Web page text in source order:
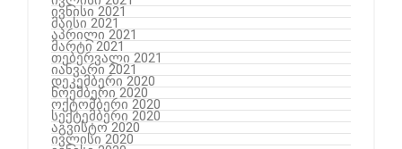
ივნისი 2021
მაისი 2021
აპრილი 2021
მარტი 2021
თებერვალი 2021
იანვარი 2021
დეკემბერი 2020
ნოემბერი 2020
ოქტომბერი 2020
სექტემბერი 2020
აგვისტო 2020
ივლისი 2020